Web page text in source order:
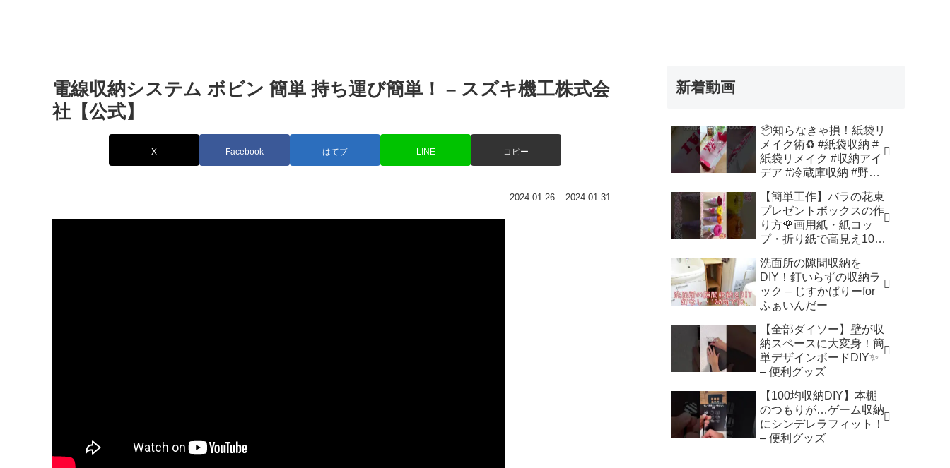
電線収納システム ボビン 簡単 持ち運び簡単！ – スズキ機工株式会
社【公式】
X Facebook はてブ LINE コピー
2024.01.26 2024.01.31
新着動画
📦知らなきゃ損！紙袋リ
メイク術♻️ #紙袋収納 #
紙袋リメイク #収納アイ
デア #冷蔵庫収納 #野菜
【簡単工作】バラの花束
プレゼントボックスの作
り方🌹画用紙・紙コッ
プ・折り紙で高見え100
寧！子供からシニアのレ
クリエーション／How to
make a rose – 簡単結び
方辞典 / How to tie
洗面所の隙間収納を
DIY！釘いらずの収納ラ
ック – じすかばりーfor
ふぁいんだー
【全部ダイソー】壁が収
納スペースに大変身！簡
単デザインボードDIY✨
– 便利グッズ
【100均収納DIY】本棚
のつもりが…ゲーム収納
にシンデレラフィット！
– 便利グッズ